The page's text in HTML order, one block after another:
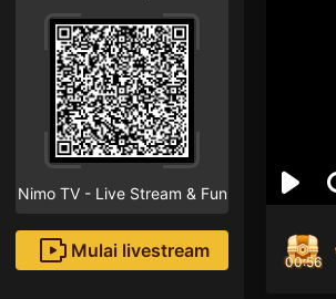
Nimo TV - Live Stream & Fun
Mulai livestream
00:55